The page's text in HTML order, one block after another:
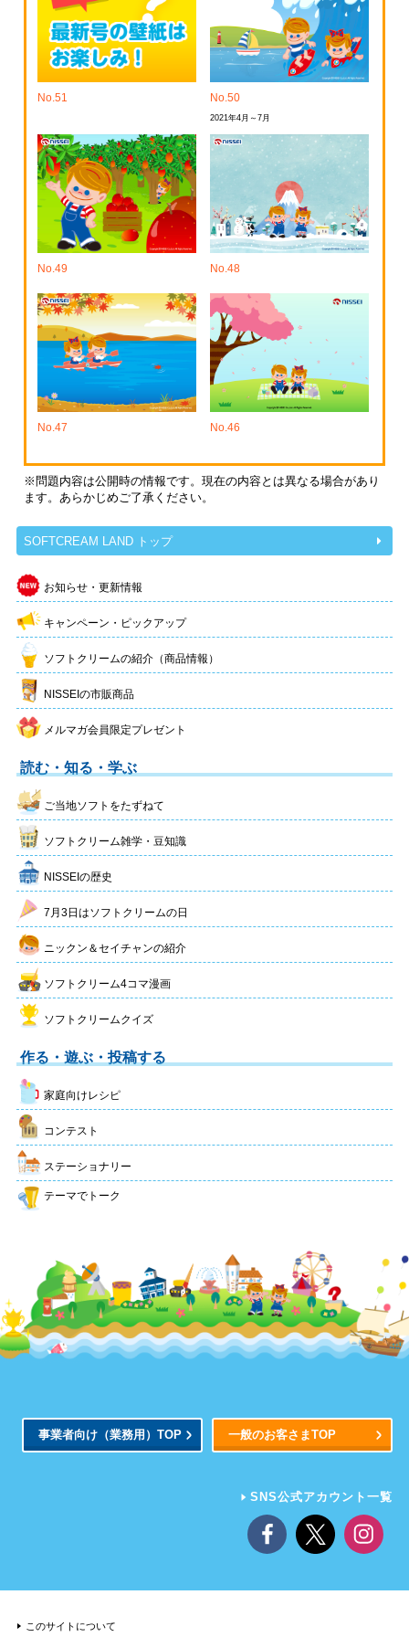
No.51 No.50
2021年4月～7月
No.49 No.48
No.47 No.46
※問題内容は公開時の情報です。現在の内容とは異なる場合があり
ます。あらかじめご了承ください。
SOFTCREAM LAND トップ
お知らせ・更新情報
キャンペーン・ピックアップ
ソフトクリームの紹介（商品情報）
NISSEIの市販商品
メルマガ会員限定プレゼント
読む・知る・学ぶ
ご当地ソフトをたずねて
ソフトクリーム雑学・豆知識
NISSEIの歴史
7月3日はソフトクリームの日
ニックン＆セイチャンの紹介
ソフトクリーム4コマ漫画
ソフトクリームクイズ
作る・遊ぶ・投稿する
家庭向けレシピ
コンテスト
ステーショナリー
テーマでトーク
事業者向け （業務用）TOP 一般のお客さまTOP
SNS公式アカウント一覧
このサイトについて